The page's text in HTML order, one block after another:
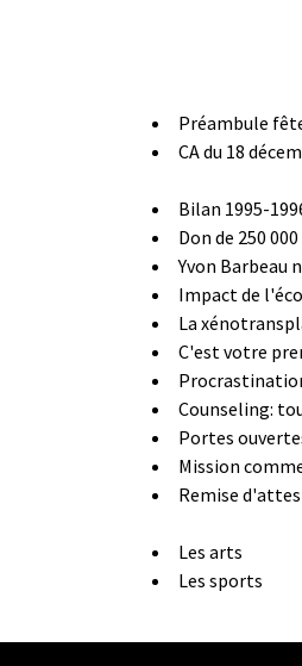
Préambule
CA du 18
Bilan 1995-
Don de 250
Yvon Barbeau
Impact de
La
C'est votre
Counseling:
Portes
Mission
Remise
Les arts
Les sports